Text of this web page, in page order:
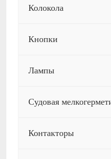
Колокола
Кнопки
Лампы
Судовая
Контакторы